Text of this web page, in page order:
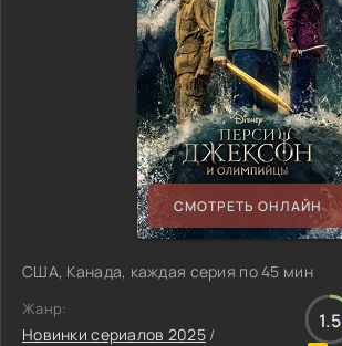
СМОТРЕТЬ ОНЛАЙН
США, Канада, каждая серия по 45 мин
Жанр:
Новинки сериалов 2025/
1.5